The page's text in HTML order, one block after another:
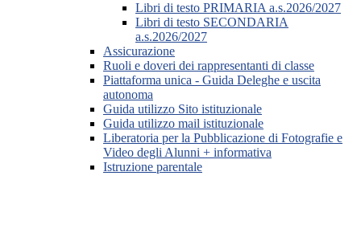
Libri di testo PRIMARIA a.s.2026/2027
Libri di testo SECONDARIA
a.s.2026/2027
Assicurazione
Ruoli e doveri dei rappresentanti di classe
Piattaforma unica - Guida Deleghe e uscita
autonoma
Guida utilizzo Sito istituzionale
Guida utilizzo mail istituzionale
Liberatoria per la Pubblicazione di Fotografie e
Video degli Alunni + informativa
Istruzione parentale